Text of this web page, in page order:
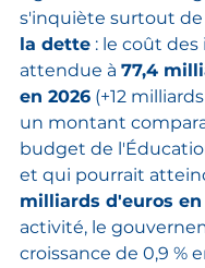
s'inquiète surtout de
la dette : le coût
attendue à 77,4
en 2026 (+12
un montant
budget de
et qui pourrait
milliards d'euros en
activité, le
croissance de 0,9 %